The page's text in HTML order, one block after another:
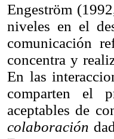
Engeström
niveles en el
comunicación
concentra y
En las
comparten el
aceptables de
colaboración